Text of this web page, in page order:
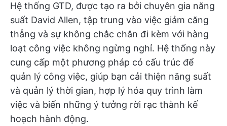
Hệ thống GTD, được tạo ra bởi chuyên gia năng
suất David Allen, tập trung vào việc giảm căng
thẳng và sự không chắc chắn đi kèm với hàng
loạt công việc không ngừng nghỉ. Hệ thống này
cung cấp một phương pháp có cấu trúc để
quản lý công việc, giúp bạn cải thiện năng suất
và quản lý thời gian, hợp lý hóa quy trình làm
việc và biến những ý tưởng rời rạc thành kế
hoạch hành động.